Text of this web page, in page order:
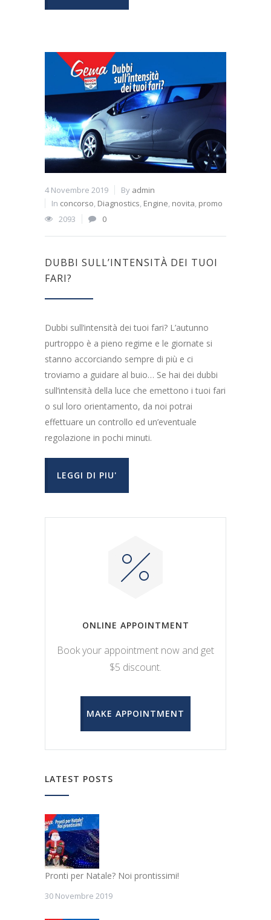
4 Novembre 2019 By admin
In concorso, Diagnostics, Engine, novita, promo
2093
0
DUBBI SULL’INTENSITÀ DEI TUOI
FARI?
Dubbi sull’intensità dei tuoi fari? L’autunno
purtroppo è a pieno regime e le giornate si
stanno accorciando sempre di più e ci
troviamo a guidare al buio… Se hai dei dubbi
sull’intensità della luce che emettono i tuoi fari
o sul loro orientamento, da noi potrai
effettuare un controllo ed un’eventuale
regolazione in pochi minuti.
LEGGI DI PIU'
ONLINE APPOINTMENT
Book your appointment now and get
$5 discount.
MAKE APPOINTMENT
LATEST POSTS
Pronti per Natale? Noi prontissimi!
30 Novembre 2019